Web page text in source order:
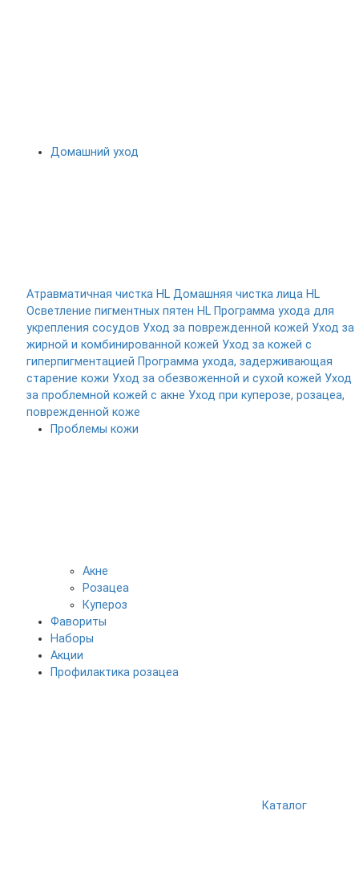
Домашний уход
Атравматичная чистка HL Домашняя чистка лица HL
Осветление пигментных пятен HL Программа ухода для
укрепления сосудов Уход за поврежденной кожей Уход за
жирной и комбинированной кожей Уход за кожей с
гиперпигментацией Программа ухода, задерживающая
старение кожи Уход за обезвоженной и сухой кожей Уход
за проблемной кожей с акне Уход при куперозе, розацеа,
поврежденной коже
Проблемы кожи
Акне
Розацеа
Купероз
Фавориты
Наборы
Акции
Профилактика розацеа
Каталог